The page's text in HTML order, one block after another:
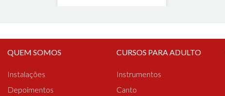
QUEM SOMOS
Instalações
Depoimentos
CURSOS PARA ADULTO
Instrumentos
Canto